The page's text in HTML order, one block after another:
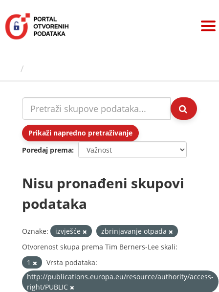
sadržaj
Prikaži napredno pretraživanje
Poredaj prema
Nisu pronađeni skupovi
podataka
Oznake: izvješće
zbrinjavanje otpada
Otvorenost skupa prema Tim Berners-Lee skali:
1
Vrsta podataka:
http://publications.europa.eu/resource/authority/access-
right/PUBLIC